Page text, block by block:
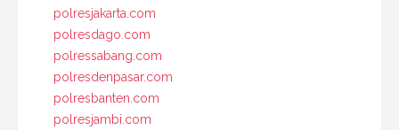
polresjakarta.com
polresdago.com
polressabang.com
polresdenpasar.com
polresbanten.com
polresjambi.com